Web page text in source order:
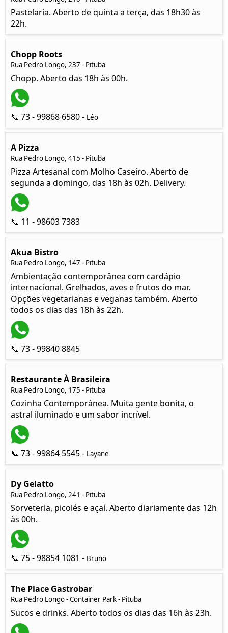
Pastelaria. Aberto de quinta a terça, das 18h30 às
22h.
Chopp Roots
Rua Pedro Longo, 237 - Pituba
Chopp. Aberto das 18h às 00h.
📞 73 - 99868 6580 - Léo
A Pizza
Rua Pedro Longo, 415 - Pituba
Pizza Artesanal com Molho Caseiro. Aberto de
segunda a domingo, das 18h às 02h. Delivery.
📞 11 - 98603 7383
Akua Bistro
Rua Pedro Longo, 147 - Pituba
Ambientação contemporânea com cardápio
internacional. Grelhados, aves e frutos do mar.
Opções vegetarianas e veganas também. Aberto
todos os dias das 18h às 22h.
📞 73 - 99840 8845
Restaurante À Brasileira
Rua Pedro Longo, 175 - Pituba
Cozinha Contemporânea. Muita gente bonita, o
astral iluminado e um sabor incrível.
📞 73 - 99864 5545 - Layane
Dy Gelatto
Rua Pedro Longo, 241 - Pituba
Sorveteria, picolés e açaí. Aberto diariamente das 12h
às 00h.
📞 75 - 98854 1081 - Bruno
The Place Gastrobar
Rua Pedro Longo - Container Park - Pituba
Sucos e drinks. Aberto todos os dias das 16h às 23h.